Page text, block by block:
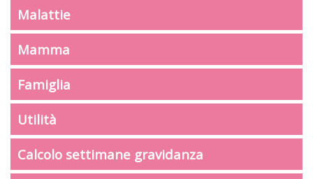
Malattie
Mamma
Famiglia
Utilità
Calcolo settimane gravidanza